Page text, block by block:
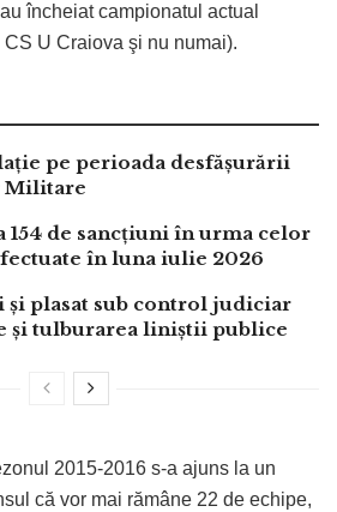
încheiat campionatul actual
U Craiova şi nu numai).
pe perioada desfășurării
Militare
154 de sancțiuni în urma celor
în luna iulie 2026
plasat sub control judiciar
și tulburarea liniștii publice
2015-2016 s-a ajuns la un
că vor mai rămâne 22 de echipe,